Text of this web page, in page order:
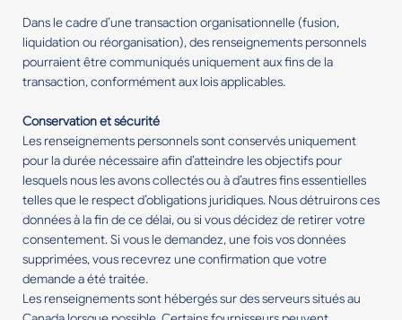
Dans le cadre d’une transaction organisationnelle (fusion,
liquidation ou réorganisation), des renseignements personnels
pourraient être communiqués uniquement aux fins de la
transaction, conformément aux lois applicables.
Conservation et sécurité
Les renseignements personnels sont conservés uniquement
pour la durée nécessaire afin d’atteindre les objectifs pour
lesquels nous les avons collectés ou à d’autres fins essentielles
telles que le respect d’obligations juridiques. Nous détruirons ces
données à la fin de ce délai, ou si vous décidez de retirer votre
consentement. Si vous le demandez, une fois vos données
supprimées, vous recevrez une confirmation que votre
demande a été traitée.
Les renseignements sont hébergés sur des serveurs situés au